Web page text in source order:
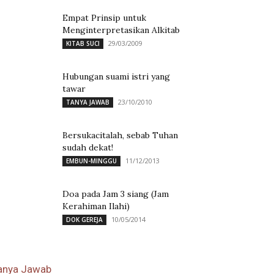
Empat Prinsip untuk
Menginterpretasikan Alkitab
KITAB SUCI 29/03/2009
Hubungan suami istri yang
tawar
TANYA JAWAB 23/10/2010
Bersukacitalah, sebab Tuhan
sudah dekat!
EMBUN-MINGGU 11/12/2013
Doa pada Jam 3 siang (Jam
Kerahiman Ilahi)
DOK GEREJA 10/05/2014
Jawab